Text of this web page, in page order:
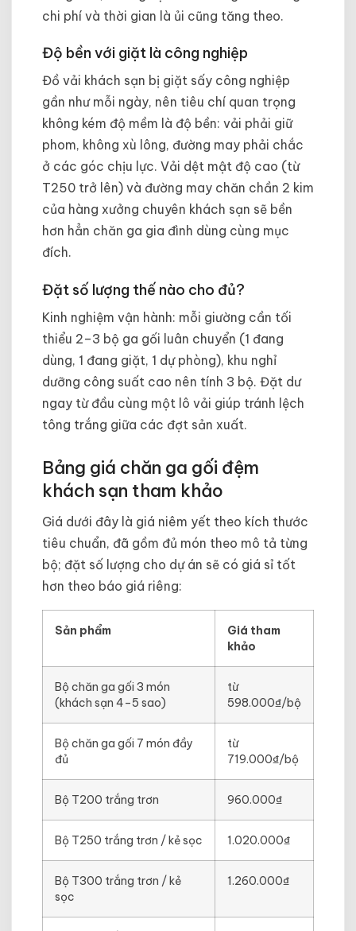
chi phí và thời gian là ủi cũng tăng theo.
Độ bền với giặt là công nghiệp
Đồ vải khách sạn bị giặt sấy công nghiệp
gần như mỗi ngày, nên tiêu chí quan trọng
không kém độ mềm là độ bền: vải phải giữ
phom, không xù lông, đường may phải chắc
ở các góc chịu lực. Vải dệt mật độ cao (từ
T250 trở lên) và đường may chăn chần 2 kim
của hàng xưởng chuyên khách sạn sẽ bền
hơn hẳn chăn ga gia đình dùng cùng mục
đích.
Đặt số lượng thế nào cho đủ?
Kinh nghiệm vận hành: mỗi giường cần tối
thiểu 2–3 bộ ga gối luân chuyển (1 đang
dùng, 1 đang giặt, 1 dự phòng), khu nghỉ
dưỡng công suất cao nên tính 3 bộ. Đặt dư
ngay từ đầu cùng một lô vải giúp tránh lệch
tông trắng giữa các đợt sản xuất.
Bảng giá chăn ga gối đệm
khách sạn tham khảo
Giá dưới đây là giá niêm yết theo kích thước
tiêu chuẩn, đã gồm đủ món theo mô tả từng
bộ; đặt số lượng cho dự án sẽ có giá sỉ tốt
hơn theo báo giá riêng:
Sản phẩm
Giá tham
khảo
Bộ chăn ga gối 3 món
(khách sạn 4–5 sao)
từ
598.000₫/bộ
Bộ chăn ga gối 7 món đầy
đủ
từ
719.000₫/bộ
Bộ T200 trắng trơn 960.000₫
Bộ T250 trắng trơn / kẻ sọc 1.020.000₫
Bộ T300 trắng trơn / kẻ
sọc
1.260.000₫